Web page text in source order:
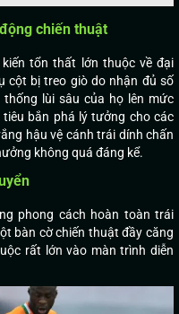
chiến thuật
tổn thất lớn thuộc về đại
cột bị treo giò do nhận đủ số
lùi sâu của họ lên mức
bắn phá lý tưởng cho các
hậu vệ cánh trái dính chấn
không quá đáng kể.
phong cách hoàn toàn trái
bàn cờ chiến thuật đầy căng
rất lớn vào màn trình diễn